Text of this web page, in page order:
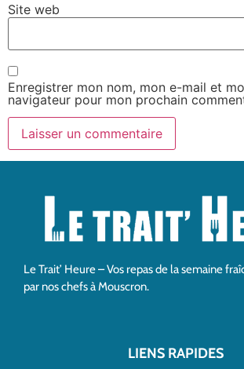
Site web
Enregistrer mon nom, mon e-mail et
navigateur pour mon prochain
Le Trait’ Heure – Vos repas de la semaine
par nos chefs à Mouscron.
LIENS RAPIDES